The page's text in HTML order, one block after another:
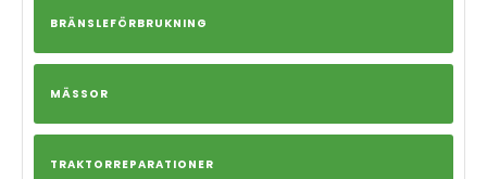
BRÄNSLEFÖRBRUKNING
MÄSSOR
TRAKTORREPARATIONER